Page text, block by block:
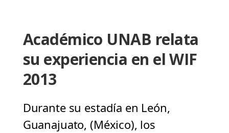
Académico UNAB relata
su experiencia en el WIF
2013
Durante su estadía en León,
Guanajuato, (México), los